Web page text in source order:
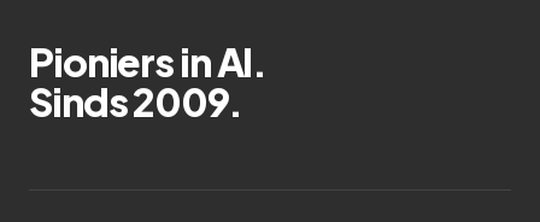
Pioniers in AI.
Sinds 2009.